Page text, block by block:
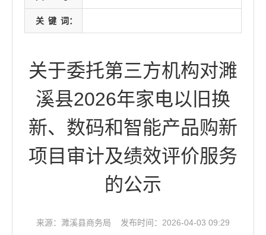
关 键 词：
关于委托第三方机构对濉
溪县2026年家电以旧换
新、数码和智能产品购新
项目审计及绩效评价服务
的公示
来源：濉溪县商务局
发布时间：2026-04-03 09:29